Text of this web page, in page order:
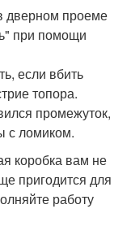
дверном проеме
при помощи
если вбить
топора.
промежуток,
с ломиком.
коробка вам не
пригодится для
работу